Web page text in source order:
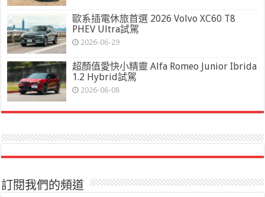
歐系插電休旅首選 2026 Volvo XC60 T8
PHEV Ultra試駕
2026-06-29
超顏值愛快小精靈 Alfa Romeo Junior Ibrida
1.2 Hybrid試駕
2026-06-08
訂閱我們的頻道